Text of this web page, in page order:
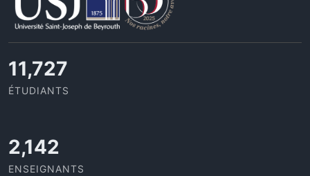
11,727
ÉTUDIANTS
2,142
ENSEIGNANTS